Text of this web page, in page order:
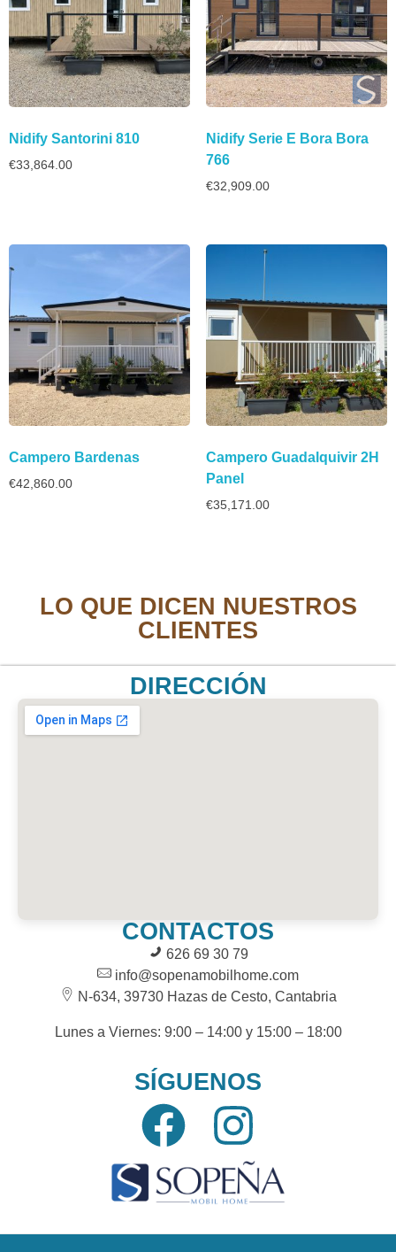
Nidify Santorini 810
€33,864.00
Nidify Serie E Bora Bora
766
€32,909.00
Campero Bardenas
€42,860.00
Campero Guadalquivir 2H
Panel
€35,171.00
LO QUE DICEN NUESTROS
CLIENTES
DIRECCIÓN
CONTACTOS
626 69 30 79
info@sopenamobilhome.com
N-634, 39730 Hazas de Cesto, Cantabria
Lunes a Viernes: 9:00 – 14:00 y 15:00 – 18:00
SÍGUENOS